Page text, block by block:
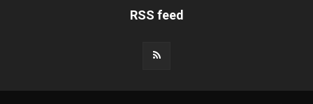
RSS feed